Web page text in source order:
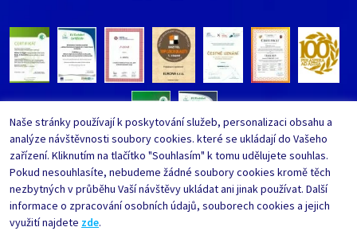
Naše stránky používají k poskytování služeb, personalizaci obsahu a
analýze návštěvnosti soubory cookies. které se ukládají do Vašeho
zařízení. Kliknutím na tlačítko "Souhlasím" k tomu udělujete souhlas.
Pokud nesouhlasíte, nebudeme žádné soubory cookies kromě těch
nezbytných v průběhu Vaší návštěvy ukládat ani jinak používat. Další
informace o zpracování osobních údajů, souborech cookies a jejich
využití najdete zde.